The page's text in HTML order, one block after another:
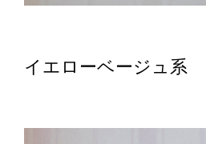
イエローベージュ系